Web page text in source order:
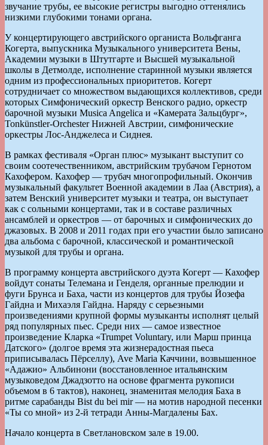
звучание трубы, ее высокие регистры выгодно оттенялись
низкими глубокими тонами органа.
У концертирующего австрийского органиста Вольфганга
Когерта, выпускника Музыкального университета Вены,
Академии музыки в Штутгарте и Высшей музыкальной
школы в Детмолде, исполнение старинной музыки является
одним из профессиональных приоритетов. Когерт
сотрудничает со множеством выдающихся коллективов, среди
которых Симфонический оркестр Венского радио, оркестр
барочной музыки Musica Angelica и «Камерата Зальцбург»,
Tonkünstler-Orchester Нижней Австрии, симфонические
оркестры Лос-Анджелеса и Сиднея.
В рамках фестиваля «Орган плюс» музыкант выступит со
своим соотечественником, австрийским трубачом Гернотом
Кахофером. Кахофер — трубач многопрофильный. Окончив
музыкальный факультет Военной академии в Лаа (Австрия), а
затем Венский университет музыки и театра, он выступает
как с сольными концертами, так и в составе различных
ансамблей и оркестров — от барочных и симфонических до
джазовых. В 2008 и 2011 годах при его участии было записано
два альбома с барочной, классической и романтической
музыкой для трубы и органа.
В программу концерта австрийского дуэта Когерт — Кахофер
войдут сонаты Телемана и Генделя, органные прелюдии и
фуги Брунса и Баха, части из концертов для трубы Йозефа
Гайдна и Михаэля Гайдна. Наряду с серьезными
произведениями крупной формы музыканты исполнят целый
ряд популярных пьес. Среди них — самое известное
произведение Кларка «Trumpet Voluntary, или Марш принца
Датского» (долгое время эта жизнерадостная пьеса
приписывалась Пёрселлу), Ave Maria Каччини, возвышенное
«Адажио» Альбинони (восстановленное итальянским
музыковедом Джадзотто на основе фрагмента рукописи
объемом в 6 тактов), наконец, знаменитая мелодия Баха в
ритме сарабанды Bist du bei mir — на мотив народной песенки
«Ты со мной» из 2-й тетради Анны-Магдалены Бах.
Начало концерта в Светлановском зале в 19.00.